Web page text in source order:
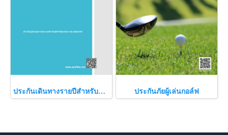
ประกันเดินทางรายปีสำหรับธุรกิจนำเที่ยวและมัคคุเทศก์ ประกันภัยผู้เล่นกอล์ฟ